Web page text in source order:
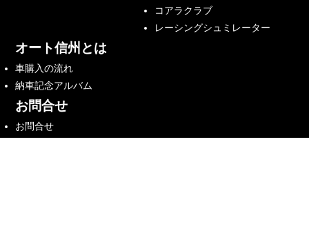
コアラクラブ
レーシングシュミレーター
オート信州とは
車購入の流れ
納車記念アルバム
お問合せ
お問合せ